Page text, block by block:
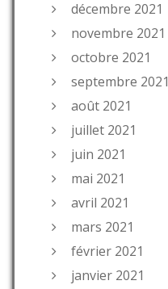
décembre 2021
novembre 2021
octobre 2021
septembre 2021
août 2021
juillet 2021
juin 2021
mai 2021
avril 2021
mars 2021
février 2021
janvier 2021